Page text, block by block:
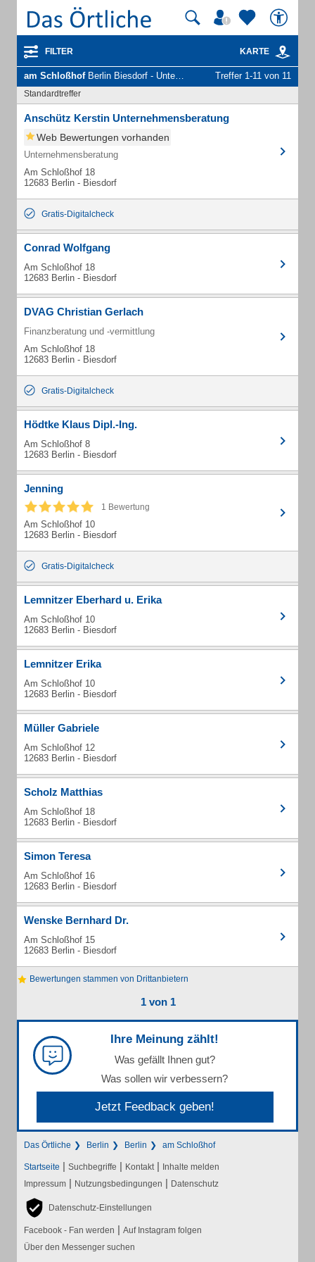
FILTER KARTE
am SchloßhofBerlin Biesdorf - Unternehmen und Personen Treffer 1-11 von 11
Standardtreffer
Anschütz Kerstin Unternehmensberatung
Web Bewertungen vorhanden
Unternehmensberatung
Am Schloßhof 18
12683 Berlin - Biesdorf
Gratis-Digitalcheck
Conrad Wolfgang
Am Schloßhof 18
12683 Berlin - Biesdorf
DVAG Christian Gerlach
Finanzberatung und -vermittlung
Am Schloßhof 18
12683 Berlin - Biesdorf
Gratis-Digitalcheck
Hödtke Klaus Dipl.-Ing.
Am Schloßhof 8
12683 Berlin - Biesdorf
Jenning
1 Bewertung
Am Schloßhof 10
12683 Berlin - Biesdorf
Gratis-Digitalcheck
Lemnitzer Eberhard u. Erika
Am Schloßhof 10
12683 Berlin - Biesdorf
Lemnitzer Erika
Am Schloßhof 10
12683 Berlin - Biesdorf
Müller Gabriele
Am Schloßhof 12
12683 Berlin - Biesdorf
Scholz Matthias
Am Schloßhof 18
12683 Berlin - Biesdorf
Simon Teresa
Am Schloßhof 16
12683 Berlin - Biesdorf
Wenske Bernhard Dr.
Am Schloßhof 15
12683 Berlin - Biesdorf
Bewertungen stammen von Drittanbietern
1 von 1
Ihre Meinung zählt!
Was gefällt Ihnen gut?
Was sollen wir verbessern?
Jetzt Feedback geben!
Das Örtliche Berlin Berlin am Schloßhof
Startseite | Suchbegriffe | Kontakt | Inhalte melden
Impressum | Nutzungsbedingungen | Datenschutz
Datenschutz-Einstellungen
Facebook - Fan werden | Auf Instagram folgen
Über den Messenger suchen